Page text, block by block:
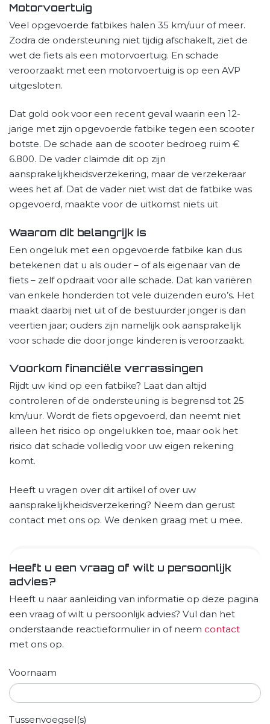
Motorvoertuig
Veel opgevoerde fatbikes halen 35 km/uur of meer.
Zodra de ondersteuning niet tijdig afschakelt, ziet de
wet de fiets als een motorvoertuig. En schade
veroorzaakt met een motorvoertuig is op een AVP
uitgesloten.
Dat gold ook voor een recent geval waarin een 12-
jarige met zijn opgevoerde fatbike tegen een scooter
botste. De schade aan de scooter bedroeg ruim €
6.800. De vader claimde dit op zijn
aansprakelijkheidsverzekering, maar de verzekeraar
wees het af. Dat de vader niet wist dat de fatbike was
opgevoerd, maakte voor de uitkomst niets uit
Waarom dit belangrijk is
Een ongeluk met een opgevoerde fatbike kan dus
betekenen dat u als ouder – of als eigenaar van de
fiets – zelf opdraait voor alle schade. Dat kan variëren
van enkele honderden tot vele duizenden euro’s. Het
maakt daarbij niet uit of de bestuurder jonger is dan
veertien jaar; ouders zijn namelijk ook aansprakelijk
voor schade die door jonge kinderen is veroorzaakt.
Voorkom financiële verrassingen
Rijdt uw kind op een fatbike? Laat dan altijd
controleren of de ondersteuning is begrensd tot 25
km/uur. Wordt de fiets opgevoerd, dan neemt niet
alleen het risico op ongelukken toe, maar ook het
risico dat schade volledig voor uw eigen rekening
komt.
Heeft u vragen over dit artikel of over uw
aansprakelijkheidsverzekering? Neem dan gerust
contact met ons op. We denken graag met u mee.
Heeft u een vraag of wilt u persoonlijk
advies?
Heeft u naar aanleiding van informatie op deze pagina
een vraag of wilt u persoonlijk advies? Vul dan het
onderstaande reactieformulier in of neem contact
met ons op.
Voornaam
Tussenvoegsel(s)